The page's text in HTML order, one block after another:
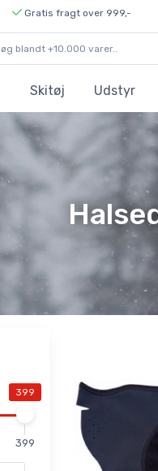
Gratis fragt over 999,-
Skitøj Udstyr
399
399